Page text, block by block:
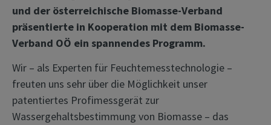
und der österreichische Biomasse-Verband
präsentierte in Kooperation mit dem Biomasse-
Verband OÖ ein spannendes Programm.
Wir – als Experten für Feuchtemesstechnologie –
freuten uns sehr über die Möglichkeit unser
patentiertes Profimessgerät zur
Wassergehaltsbestimmung von Biomasse – das